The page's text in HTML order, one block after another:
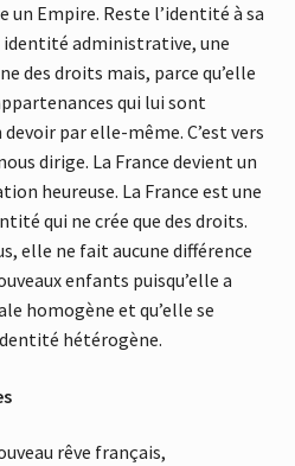
un Empire. Reste l’identité à sa
identité administrative, une
des droits mais, parce qu’elle
qui lui sont
par elle-même. C’est vers
dirige. La France devient un
heureuse. La France est une
qui ne crée que des droits.
elle ne fait aucune différence
enfants puisqu’elle a
homogène et qu’elle se
hétérogène.
rêve français,